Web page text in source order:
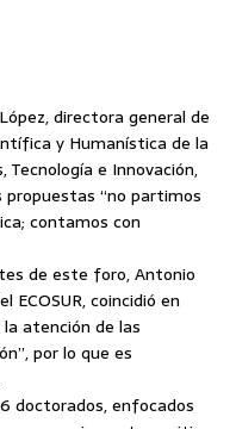
directora general de
y Humanística de la
Tecnología e Innovación,
propuestas “no partimos
contamos con
de este foro, Antonio
ECOSUR, coincidió en
atención de las
por lo que es
doctorados, enfocados